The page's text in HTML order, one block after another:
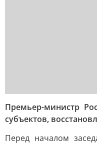
Премьер-министр
субъектов,
Перед началом